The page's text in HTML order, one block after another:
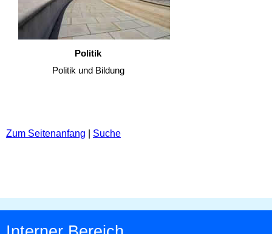
Politik
Politik und Bildung
Zum Seitenanfang Suche